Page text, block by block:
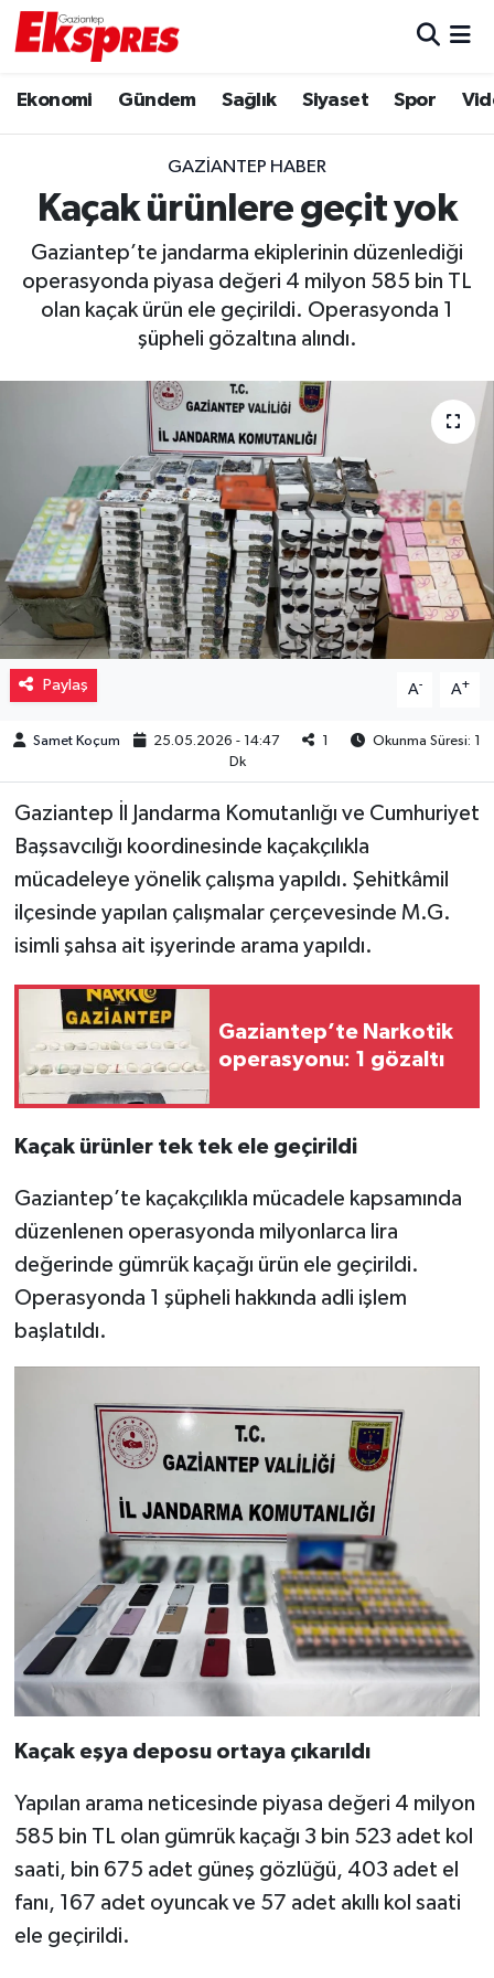
Ekonomi Gündem Sağlık Siyaset Spor
GAZIANTEP HABER
Kaçak ürünlere geçit yok
Gaziantep’te jandarma ekiplerinin düzenlediği
operasyonda piyasa değeri 4 milyon 585 bin TL
olan kaçak ürün ele geçirildi. Operasyonda 1
şüpheli gözaltına alındı.
Paylaş A- A+
Samet Koçum 25.05.2026 - 14:47 1
Okunma Süresi: 1
Dk
Gaziantep İl Jandarma Komutanlığı ve Cumhuriyet
Başsavcılığı koordinesinde kaçakçılıkla
mücadeleye yönelik çalışma yapıldı. Şehitkâmil
ilçesinde yapılan çalışmalar çerçevesinde M.G.
isimli şahsa ait işyerinde arama yapıldı.
Gaziantep’te Narkotik
operasyonu: 1 gözaltı
Kaçak ürünler tek tek ele geçirildi
Gaziantep’te kaçakçılıkla mücadele kapsamında
düzenlenen operasyonda milyonlarca lira
değerinde gümrük kaçağı ürün ele geçirildi.
Operasyonda 1 şüpheli hakkında adli işlem
başlatıldı.
Kaçak eşya deposu ortaya çıkarıldı
Yapılan arama neticesinde piyasa değeri 4 milyon
585 bin TL olan gümrük kaçağı 3 bin 523 adet kol
saati, bin 675 adet güneş gözlüğü, 403 adet el
fanı, 167 adet oyuncak ve 57 adet akıllı kol saati
ele geçirildi.
Ekonomi
Gaziantep son dakika
Genel
Gündem
Kültür Sanat
Magazin
Müzik
Piyasa
Resmi İlanlar
Sağlık
Siyaset
Spor
Teknoloji
Türkiye
Video Haber
Yaşam
Yeme-İçme
Yemek
Trafik Durumu
Puan Durumu ve Fikstür
Tüm Manşetler
Son Dakika Haberleri